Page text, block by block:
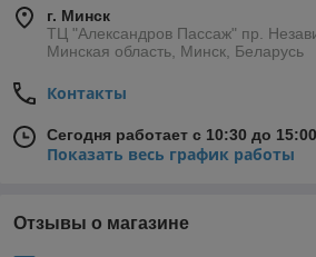
г. Минск
ТЦ "Александров Пассаж" пр.
Минская область, Минск, Беларусь
Контакты
Сегодня работает с 10:30 до 15:00
Показать весь график работы
Отзывы о магазине